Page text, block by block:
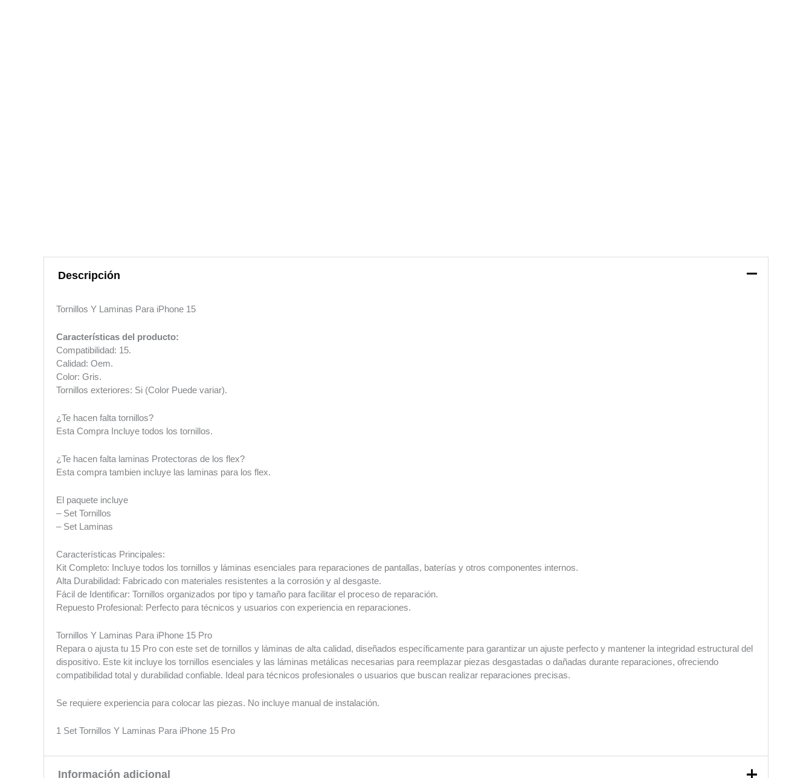
Descripción
Tornillos Y Laminas Para iPhone 15
Características del producto:
Compatibilidad: 15.
Calidad: Oem.
Color: Gris.
Tornillos exteriores: Si (Color Puede variar).
¿Te hacen falta tornillos?
Esta Compra Incluye todos los tornillos.
¿Te hacen falta laminas Protectoras de los flex?
Esta compra tambien incluye las laminas para los flex.
El paquete incluye
– Set Tornillos
– Set Laminas
Características Principales:
Kit Completo: Incluye todos los tornillos y láminas esenciales para reparaciones de pantallas, baterías y otros componentes internos.
Alta Durabilidad: Fabricado con materiales resistentes a la corrosión y al desgaste.
Fácil de Identificar: Tornillos organizados por tipo y tamaño para facilitar el proceso de reparación.
Repuesto Profesional: Perfecto para técnicos y usuarios con experiencia en reparaciones.
Tornillos Y Laminas Para iPhone 15 Pro
Repara o ajusta tu 15 Pro con este set de tornillos y láminas de alta calidad, diseñados específicamente para garantizar un ajuste perfecto y mantener la integridad estructural del
dispositivo. Este kit incluye los tornillos esenciales y las láminas metálicas necesarias para reemplazar piezas desgastadas o dañadas durante reparaciones, ofreciendo
compatibilidad total y durabilidad confiable. Ideal para técnicos profesionales o usuarios que buscan realizar reparaciones precisas.
Se requiere experiencia para colocar las piezas. No incluye manual de instalación.
1 Set Tornillos Y Laminas Para iPhone 15 Pro
Información adicional